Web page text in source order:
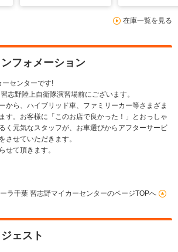
在庫一覧を見る
フォメーション
ーセンターです!
志野陸上自衛隊演習場前にございます。
から、ハイブリッド車、ファミリーカー等さまざま
す。お客様に「このお店で良かった！」とおっしゃ
く元気なスタッフが、お車選びからアフターサービ
させていただきます。
せて頂きます。
ラ千葉 習志野マイカーセンターのページTOPへ
ェスト